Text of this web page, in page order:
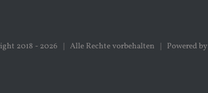
2018 - 2026 | Alle Rechte vorbehalten | Powered by